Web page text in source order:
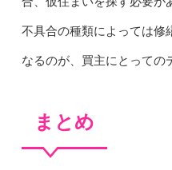
不具合の種類によっては修
なるのが、買主にとっての
まとめ